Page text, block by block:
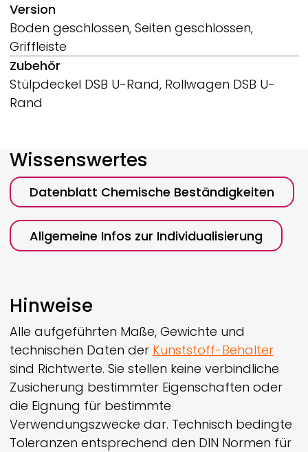
Version
Boden geschlossen, Seiten geschlossen,
Griffleiste
Zubehör
Stülpdeckel DSB U-Rand, Rollwagen DSB U-
Rand
Wissenswertes
Datenblatt Chemische Beständigkeiten
Allgemeine Infos zur Individualisierung
Hinweise
Alle aufgeführten Maße, Gewichte und
technischen Daten der Kunststoff-Behälter
sind Richtwerte. Sie stellen keine verbindliche
Zusicherung bestimmter Eigenschaften oder
die Eignung für bestimmte
Verwendungszwecke dar. Technisch bedingte
Toleranzen entsprechend den DIN Normen für